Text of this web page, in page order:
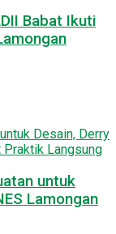
Babat Ikuti
untuk
Lamongan